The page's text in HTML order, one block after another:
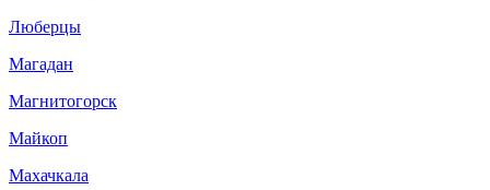
Люберцы
Магадан
Магнитогорск
Майкоп
Махачкала